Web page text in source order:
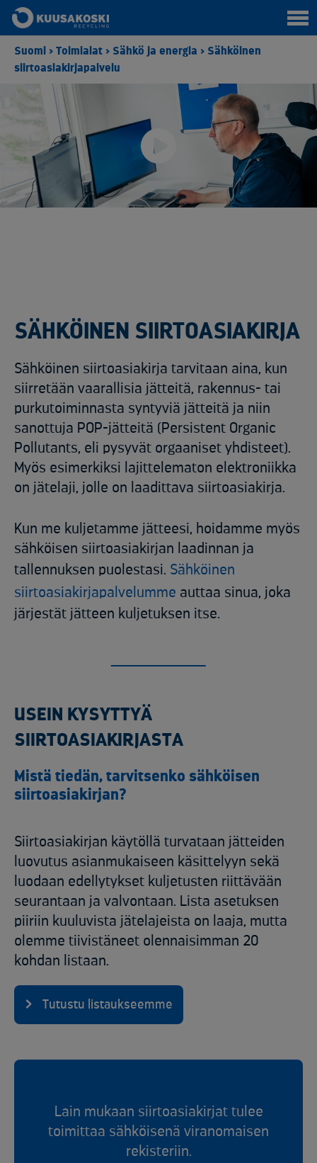
Suomi > Toimialat > Sähkö ja energia > Sähköinen
siirtoasiakirjapalvelu
SÄHKÖINEN SIIRTOASIAKIRJA
Sähköinen siirtoasiakirja tarvitaan aina, kun
siirretään vaarallisia jätteitä, rakennus- tai
purkutoiminnasta syntyviä jätteitä ja niin
sanottuja POP-jätteitä (Persistent Organic
Pollutants, eli pysyvät orgaaniset yhdisteet).
Myös esimerkiksi lajittelematon elektroniikka
on jätelaji, jolle on laadittava siirtoasiakirja.
Kun me kuljetamme jätteesi, hoidamme myös
sähköisen siirtoasiakirjan laadinnan ja
tallennuksen puolestasi. Sähköinen
siirtoasiakirjapalvelumme auttaa sinua, joka
järjestät jätteen kuljetuksen itse.
USEIN KYSYTTYÄ
SIIRTOASIAKIRJASTA
Mistä tiedän, tarvitsenko sähköisen
siirtoasiakirjan?
Siirtoasiakirjan käytöllä turvataan jätteiden
luovutus asianmukaiseen käsittelyyn sekä
luodaan edellytykset kuljetusten riittävään
seurantaan ja valvontaan. Lista asetuksen
piiriin kuuluvista jätelajeista on laaja, mutta
olemme tiivistäneet olennaisimman 20
kohdan listaan.
Tutustu listaukseemme
Lain mukaan siirtoasiakirjat tulee
toimittaa sähköisenä viranomaisen
rekisteriin.